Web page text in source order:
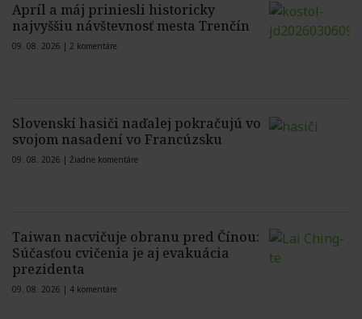
Apríl a máj priniesli historicky
najvyššiu návštevnosť mesta Trenčín
09. 08. 2026 | 2 komentáre
Slovenskí hasiči naďalej pokračujú vo
svojom nasadení vo Francúzsku
09. 08. 2026 | Žiadne komentáre
Taiwan nacvičuje obranu pred Čínou:
Súčasťou cvičenia je aj evakuácia
prezidenta
09. 08. 2026 | 4 komentáre